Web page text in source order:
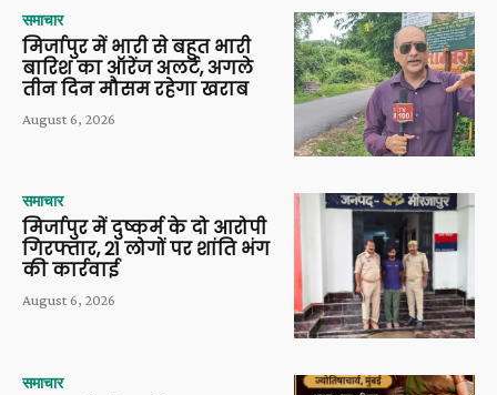
समाचार
मिर्जापुर में भारी से बहुत भारी
बारिश का ऑरेंज अलर्ट, अगले
तीन दिन मौसम रहेगा खराब
August 6, 2026
समाचार
मिर्जापुर में दुष्कर्म के दो आरोपी
गिरफ्तार, 21 लोगों पर शांति भंग
की कार्रवाई
August 6, 2026
समाचार